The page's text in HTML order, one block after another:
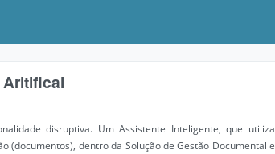
disruptiva. Um Assistente Inteligente, que utiliza
(documentos), dentro da Solução de Gestão Documental e